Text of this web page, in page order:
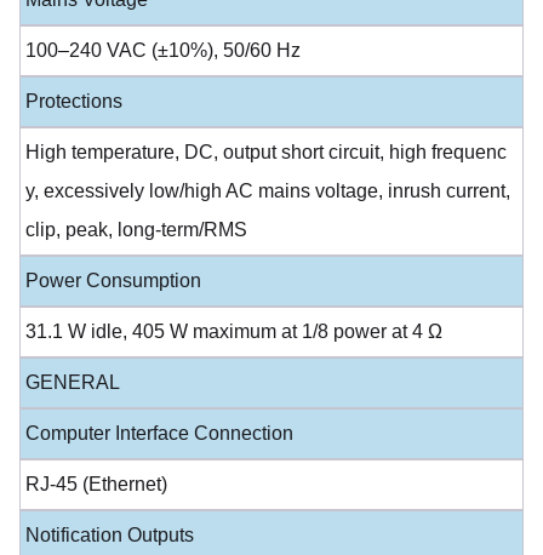
100–240 VAC (±10%), 50/60 Hz
Protections
High temperature, DC, output short circuit, high frequenc
y, excessively low/high AC mains voltage, inrush current,
clip, peak, long-term/RMS
Power Consumption
31.1 W idle, 405 W maximum at 1/8 power at 4 Ω
GENERAL
Computer Interface Connection
RJ-45 (Ethernet)
Notification Outputs